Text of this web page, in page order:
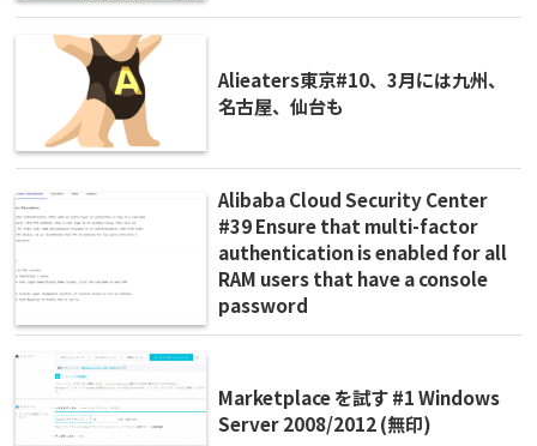
Alieaters東京#10、3月には九州、
名古屋、仙台も
Alibaba Cloud Security Center
#39 Ensure that multi-factor
authentication is enabled for all
RAM users that have a console
password
Marketplace を試す #1 Windows
Server 2008/2012 (無印)